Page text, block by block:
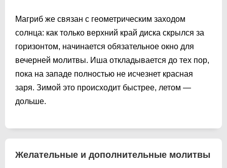
Магриб же связан с геометрическим заходом
солнца: как только верхний край диска скрылся за
горизонтом, начинается обязательное окно для
вечерней молитвы. Иша откладывается до тех пор,
пока на западе полностью не исчезнет красная
заря. Зимой это происходит быстрее, летом —
дольше.
Желательные и дополнительные молитвы